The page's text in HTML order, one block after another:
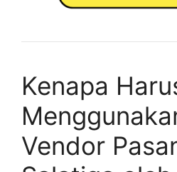
Kenapa
Vendor